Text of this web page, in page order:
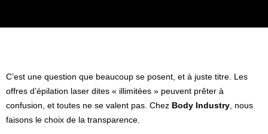
C’est une question que beaucoup se posent, et à juste titre. Les
offres d’épilation laser dites « illimitées » peuvent prêter à
confusion, et toutes ne se valent pas. Chez Body Industry , nous
faisons le choix de la transparence.